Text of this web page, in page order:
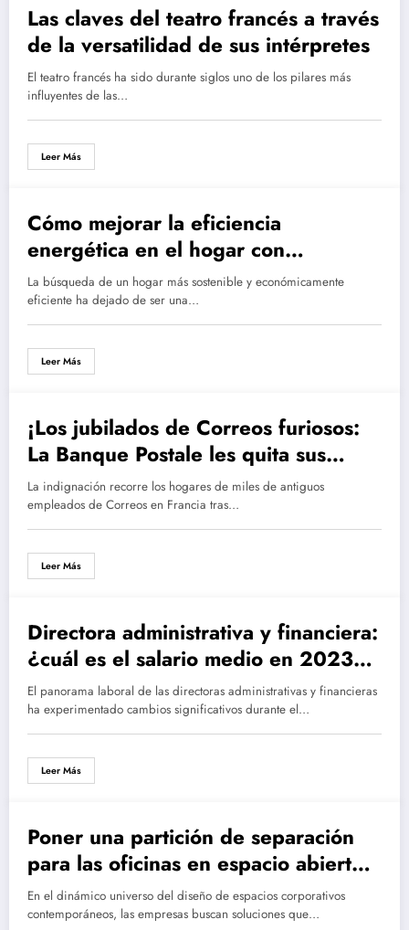
Las claves del teatro francés a través
de la versatilidad de sus intérpretes
El teatro francés ha sido durante siglos uno de los pilares más
influyentes de las…
Leer Más
Cómo mejorar la eficiencia
energética en el hogar con
soluciones innovadoras
La búsqueda de un hogar más sostenible y económicamente
eficiente ha dejado de ser una…
Leer Más
¡Los jubilados de Correos furiosos:
La Banque Postale les quita sus
beneficios! – El debate político que
sacude al sector público
La indignación recorre los hogares de miles de antiguos
empleados de Correos en Francia tras…
Leer Más
Directora administrativa y financiera:
¿cuál es el salario medio en 2023?
Impacto inflacionario en la
remuneración de los DAF
El panorama laboral de las directoras administrativas y financieras
ha experimentado cambios significativos durante el…
Leer Más
Poner una partición de separación
para las oficinas en espacio abierto:
Tendencias eco-friendly y
minimalistas en 2024
En el dinámico universo del diseño de espacios corporativos
contemporáneos, las empresas buscan soluciones que…